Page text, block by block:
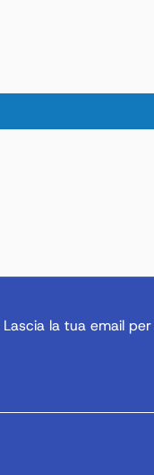
Lascia la tua email